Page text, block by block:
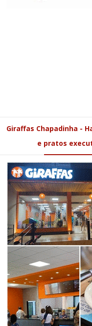
Giraffas Chapadinha -
e pratos